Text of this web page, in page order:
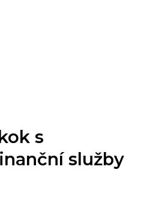
s
služby